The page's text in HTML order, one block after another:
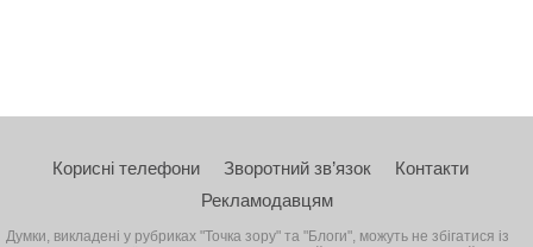
Корисні телефони Зворотний зв’язок
Контакти
Рекламодавцям
Думки, викладені у рубриках "Точка зору" та "Блоги", можуть не збігатися із